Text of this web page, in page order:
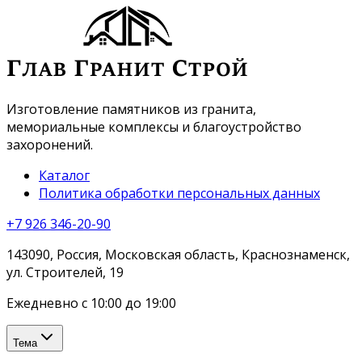
Изготовление памятников из гранита,
мемориальные комплексы и благоустройство
захоронений.
Каталог
Политика обработки персональных данных
+7 926 346-20-90
143090, Россия, Московская область, Краснознаменск,
ул. Строителей, 19
Ежедневно с 10:00 до 19:00
Тема